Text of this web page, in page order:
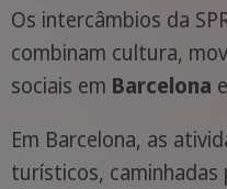
Os intercâmbios da
combinam cultura,
sociais em Barcelona e
Em Barcelona, as
turísticos, caminhadas